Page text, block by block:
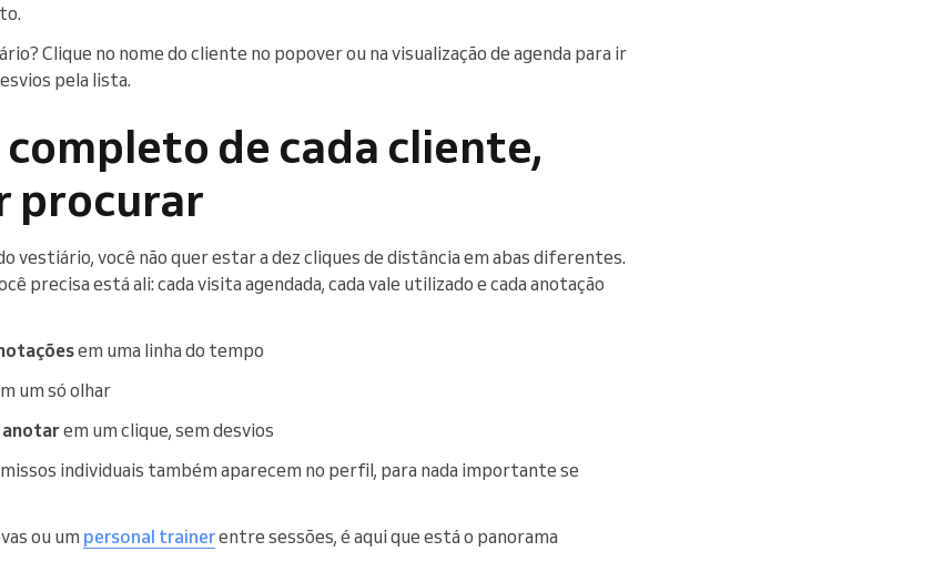
Clique no nome do cliente no popover ou na visualização de agenda para ir
pela lista.
de cada cliente,
procurar
vestiário, você não quer estar a dez cliques de distância em abas diferentes.
precisa está ali: cada visita agendada, cada vale utilizado e cada anotação
em uma linha do tempo
um só olhar
anotarem um clique, sem desvios
individuais também aparecem no perfil, para nada importante se
ou um personal trainerentre sessões, é aqui que está o panorama